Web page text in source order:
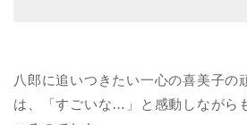
八郎に追いつきたい一心の喜美子の
は、「すごいな…」と感動しながら